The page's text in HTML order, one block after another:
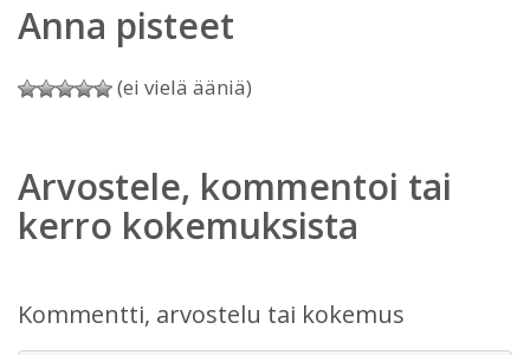
Anna pisteet
(ei vielä ääniä)
Arvostele, kommentoi tai
kerro kokemuksista
Kommentti, arvostelu tai kokemus